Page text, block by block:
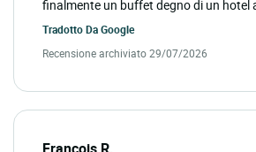
finalmente un buffet degno di un hotel
Tradotto DaGoogle
Recensione archiviato 29/07/2026